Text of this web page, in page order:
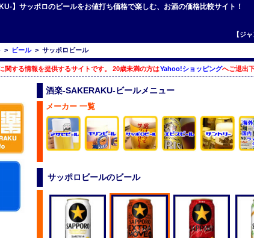
】サッポロのビールをお値打ち価格で楽しむ、お酒の価格比較サイト！
【ジ
> ビール > サッポロビール
関する情報を提供するサイトです。 20歳未満の方はYahoo!ショッピングへご退出
酒楽-SAKERAKU-ビールメニュー
メーカー 一覧
サッポロビールのビール